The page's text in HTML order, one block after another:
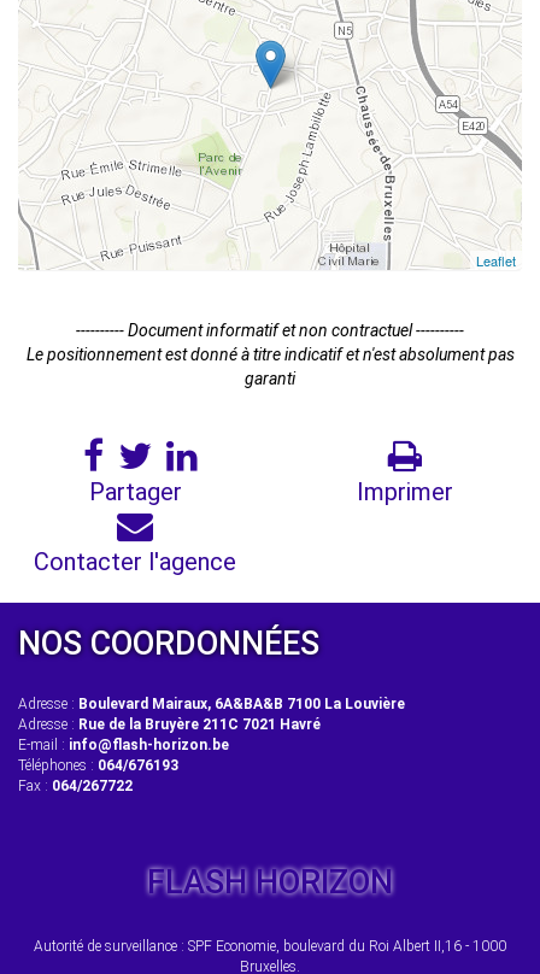
Leaflet
---------- Document informatif et non contractuel ----------
Le positionnement est donné à titre indicatif et n'est absolument pas
garanti
Partager Imprimer
Contacter l'agence
NOS COORDONNÉES
Adresse : Boulevard Mairaux, 6A&BA&B 7100 La Louvière
Adresse : Rue de la Bruyère 211C 7021 Havré
E-mail : info@flash-horizon.be
Téléphones : 064/676193
Fax : 064/267722
FLASH HORIZON
Autorité de surveillance : SPF Economie, boulevard du Roi Albert II,16 - 1000
Bruxelles.